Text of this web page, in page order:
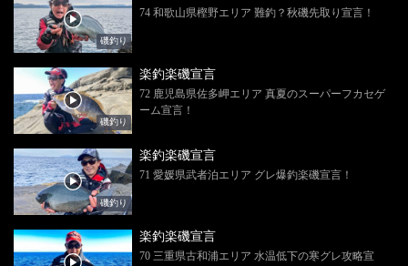
磯釣り
74 和歌山県樫野エリア 難釣？秋磯先取り宣言！
磯釣り
楽釣楽磯宣言
72 鹿児島県佐多岬エリア 真夏のスーパーフカセゲ
ーム宣言！
磯釣り
楽釣楽磯宣言
71 愛媛県武者泊エリア グレ爆釣楽磯宣言！
楽釣楽磯宣言
70 三重県古和浦エリア 水温低下の寒グレ攻略宣